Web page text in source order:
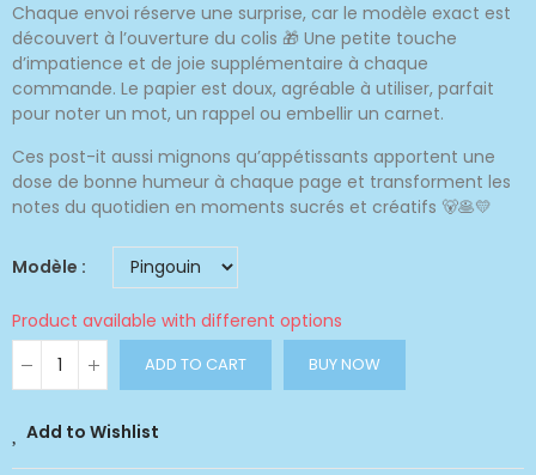
Chaque envoi réserve une surprise, car le modèle exact est
découvert à l’ouverture du colis 🎁 Une petite touche
d’impatience et de joie supplémentaire à chaque
commande. Le papier est doux, agréable à utiliser, parfait
pour noter un mot, un rappel ou embellir un carnet.
Ces post-it aussi mignons qu’appétissants apportent une
dose de bonne humeur à chaque page et transforment les
notes du quotidien en moments sucrés et créatifs 🐻🥞💛
Modèle
Product available with different options
ADD TO CART BUY NOW
Add to Wishlist